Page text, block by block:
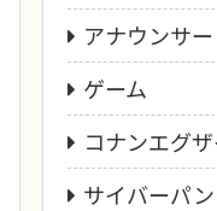
アナウンサー
ゲーム
コナンエグ
サイバーパ